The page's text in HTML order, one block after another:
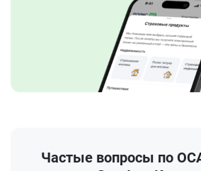
Частые вопросы по